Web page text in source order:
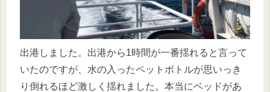
出港しました。出港から1時間が一番揺れると言って
いたのですが、水の入ったペットボトルが思いっき
り倒れるほど激しく揺れました。本当にベッドがあ